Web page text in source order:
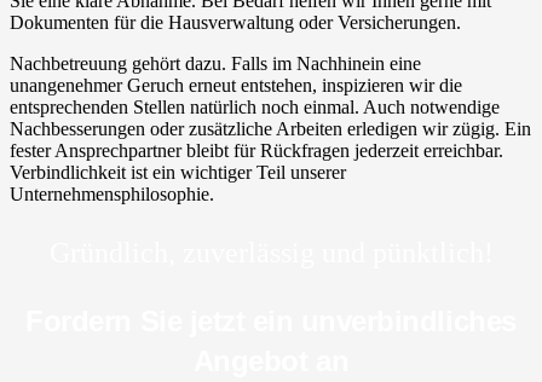
Dokumenten für die Hausverwaltung oder Versicherungen.
Nachbetreuung gehört dazu. Falls im Nachhinein eine
unangenehmer Geruch erneut entstehen, inspizieren wir die
entsprechenden Stellen natürlich noch einmal. Auch notwendige
Nachbesserungen oder zusätzliche Arbeiten erledigen wir zügig. Ein
fester Ansprechpartner bleibt für Rückfragen jederzeit erreichbar.
Verbindlichkeit ist ein wichtiger Teil unserer
Unternehmensphilosophie.